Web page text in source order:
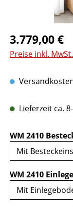
Regulärer Preis:
3.779,00 €
Preise inkl.
Lieferzeit ca.
WM 2410
WM 2410